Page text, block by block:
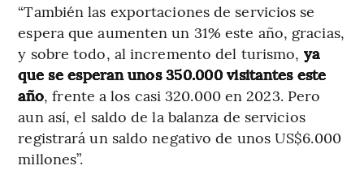
“También las exportaciones de servicios se
espera que aumenten un 31% este año, gracias,
y sobre todo, al incremento del turismo, ya
que se esperan unos 350.000 visitantes este
año, frente a los casi 320.000 en 2023. Pero
aun así, el saldo de la balanza de servicios
registrará un saldo negativo de unos US$6.000
millones”.